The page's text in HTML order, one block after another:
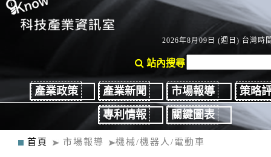
2026年8月09日 (週日) 台灣時
站內搜尋
產業政策 產業新聞 市場報導
策略
專利情報
關鍵圖表
首頁 市場報導 機械/機器人/電動車